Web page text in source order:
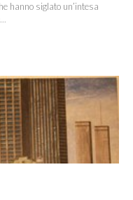
hanno siglato un’intesa